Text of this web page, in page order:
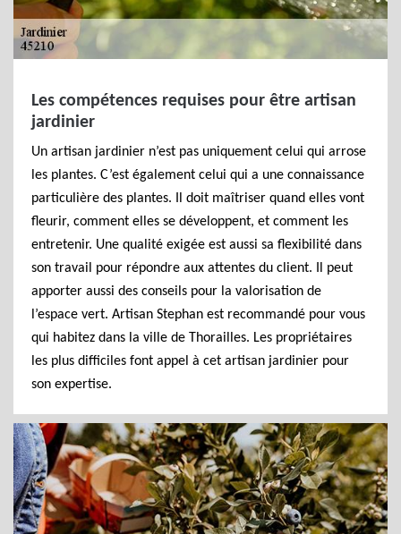
Les compétences requises pour être artisan
jardinier
Un artisan jardinier n’est pas uniquement celui qui arrose
les plantes. C’est également celui qui a une connaissance
particulière des plantes. Il doit maîtriser quand elles vont
fleurir, comment elles se développent, et comment les
entretenir. Une qualité exigée est aussi sa flexibilité dans
son travail pour répondre aux attentes du client. Il peut
apporter aussi des conseils pour la valorisation de
l’espace vert. Artisan Stephan est recommandé pour vous
qui habitez dans la ville de Thorailles. Les propriétaires
les plus difficiles font appel à cet artisan jardinier pour
son expertise.